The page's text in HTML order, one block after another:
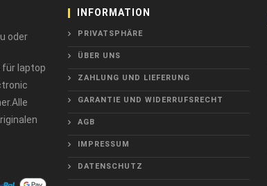
oder
für laptop
INFORMATION
PRIVATSPHÄRE
ÜBER UNS
ZAHLUNG UND LIEFERUNG
GARANTIE UND WIDERRUFSRECHT
AGB
IMPRESSUM
DATENSCHUTZ